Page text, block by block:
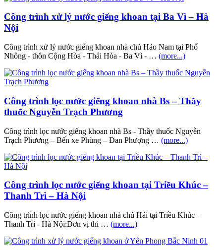
Công trình xử lý nước giếng khoan tại Ba Vì – Hà
Nội
Công trình xử lý nước giếng khoan nhà chú Hảo Nam tại Phố
Nhông - thôn Cộng Hòa - Thái Hòa - Ba Vì - … (more...)
Công trình lọc nước giếng khoan nhà Bs – Thầy
thuốc Nguyễn Trạch Phương
Công trình lọc nước giếng khoan nhà Bs - Thầy thuốc Nguyễn
Trạch Phương – Bến xe Phùng – Đan Phượng … (more...)
Công trình lọc nước giếng khoan tại Triều Khúc –
Thanh Trì – Hà Nội
Công trình lọc nước giếng khoan nhà chú Hải tại Triều Khúc –
Thanh Trì - Hà Nội:Đơn vị thi … (more...)